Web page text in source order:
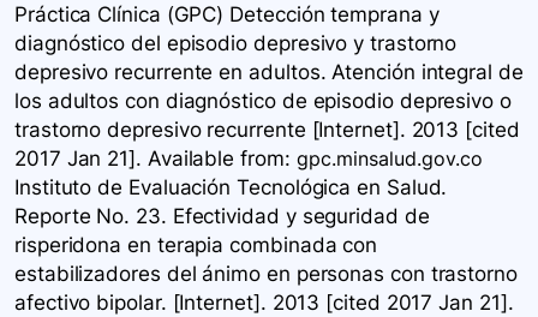
Práctica Clínica (GPC) Detección temprana y
diagnóstico del episodio depresivo y trastorno
depresivo recurrente en adultos. Atención integral de
los adultos con diagnóstico de episodio depresivo o
trastorno depresivo recurrente [Internet]. 2013 [cited
2017 Jan 21]. Available from: gpc.minsalud.gov.co
Instituto de Evaluación Tecnológica en Salud.
Reporte No. 23. Efectividad y seguridad de
risperidona en terapia combinada con
estabilizadores del ánimo en personas con trastorno
afectivo bipolar. [Internet]. 2013 [cited 2017 Jan 21].